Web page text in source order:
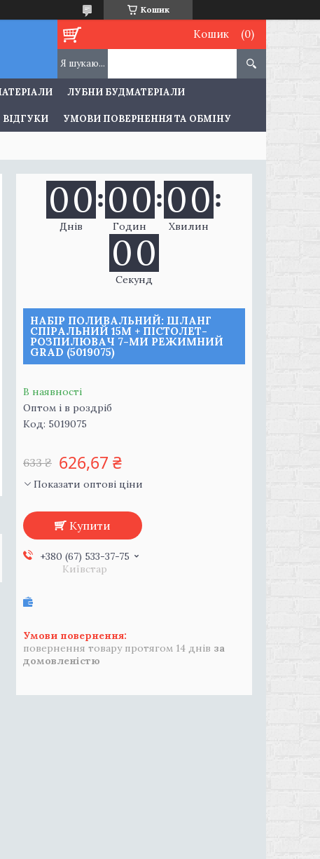
Кошик
Кошик
ЛУБНИ БУДМАТЕРІАЛИ
ВІДГУКИ УМОВИ ПОВЕРНЕННЯ ТА ОБМІНУ
00
Днів
00
Годин
00
Хвилин
00
Секунд
НАБІР ПОЛИВАЛЬНИЙ: ШЛАНГ
СПІРАЛЬНИЙ 15М + ПІСТОЛЕТ-
РОЗПИЛЮВАЧ 7-МИ РЕЖИМНИЙ
GRAD (5019075)
В наявності
Оптом і в роздріб
Код: 5019075
633 ₴ 626,67 ₴
Показати оптові ціни
Купити
+380 (67) 533-37-75
Київстар
повернення товару протягом 14 днів за
домовленістю